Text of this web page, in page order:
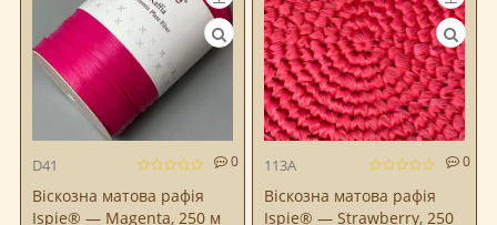
D41 0
Віскозна матова рафія
Ispie® — Magenta, 250 м
113A 0
Віскозна матова рафія
Ispie® — Strawberry, 250